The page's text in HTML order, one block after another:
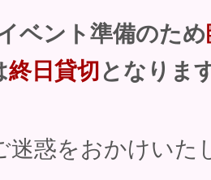
ベント準備のため
終日貸切 となりま
迷惑をおかけいた